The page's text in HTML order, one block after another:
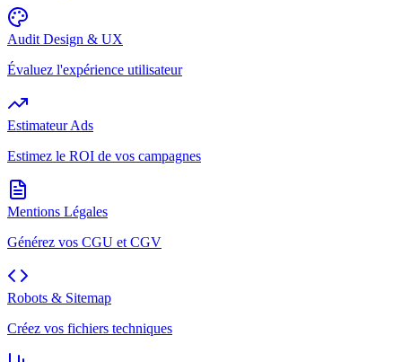
Audit Design & UX
Évaluez l'expérience utilisateur
Estimateur Ads
Estimez le ROI de vos campagnes
Mentions Légales
Générez vos CGU et CGV
Robots & Sitemap
Créez vos fichiers techniques